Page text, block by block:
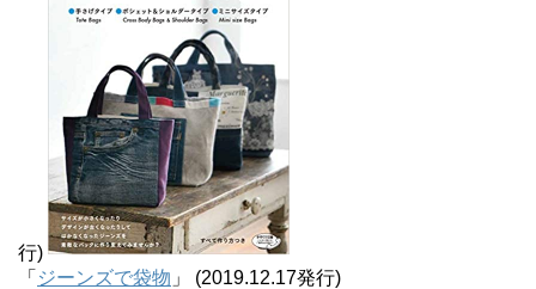
行)
「 ジーンズで袋物 」 (2019.12.17発行)